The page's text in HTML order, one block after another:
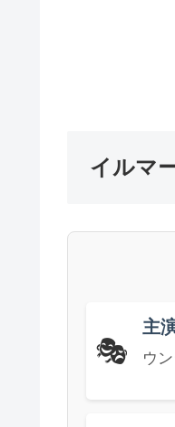
イルマ
🎭
主
ウ